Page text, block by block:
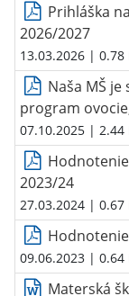
Prihláška
2026/2027
13.03.2026 | 0.78
Naša MŠ
program
07.10.2025 | 2.44
2023/24
27.03.2024 | 0.67
09.06.2023 | 0.64
Materská